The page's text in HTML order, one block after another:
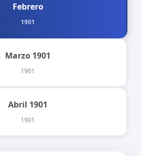
Febrero
1901
Marzo 1901
1901
Abril 1901
1901